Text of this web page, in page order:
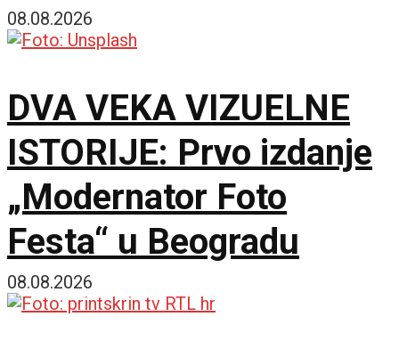
avgusta
08.08.2026
DVA VEKA VIZUELNE
ISTORIJE: Prvo izdanje
„Modernator Foto
Festa“ u Beogradu
08.08.2026